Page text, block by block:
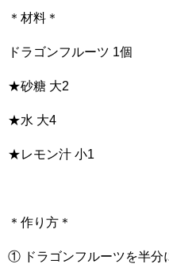
＊材料＊
ドラゴンフルーツ 1個
★砂糖 大2
★水 大4
★レモン汁 小1
＊作り方＊
① ドラゴンフルーツを半分